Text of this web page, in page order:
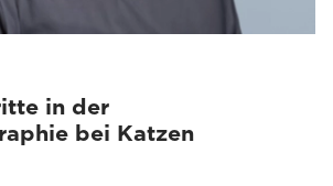
in der
bei Katzen